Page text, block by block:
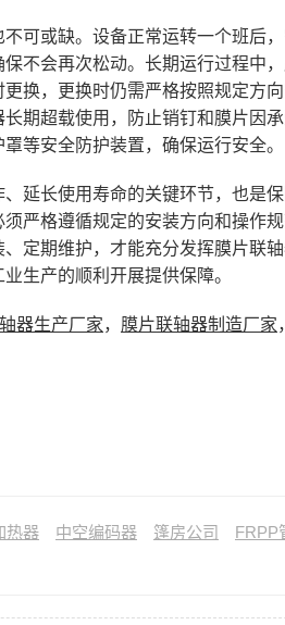
可或缺。设备正常运转一个班后
不会再次松动。长期运行过程中
换，更换时仍需严格按照规定方
期超载使用，防止销钉和膜片因
等安全防护装置，确保运行安全。
延长使用寿命的关键环节，也是
严格遵循规定的安装方向和操作
定期维护，才能充分发挥膜片联
生产的顺利开展提供保障。
器生产厂家， 膜片联轴器制造厂家，
热器 中空编码器 篷房公司
FRPP